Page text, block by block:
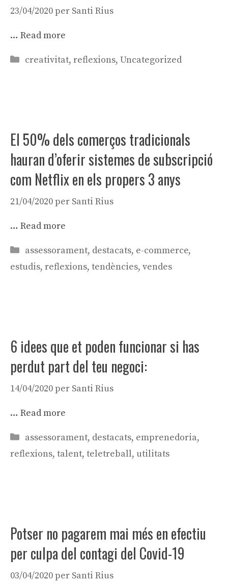
23/04/2020per Santi Rius
… Read more
Categories
creativitat, reflexions, Uncategorized
El 50% dels comerços tradicionals
hauran d’oferir sistemes de subscripció
com Netflix en els propers 3 anys
21/04/2020per Santi Rius
… Read more
Categories
assessorament, destacats, e-commerce,
estudis, reflexions, tendències, vendes
6 idees que et poden funcionar si has
perdut part del teu negoci:
14/04/2020per Santi Rius
… Read more
Categories
assessorament, destacats, emprenedoria,
reflexions, talent, teletreball, utilitats
Potser no pagarem mai més en efectiu
per culpa del contagi del Covid-19
03/04/2020per Santi Rius